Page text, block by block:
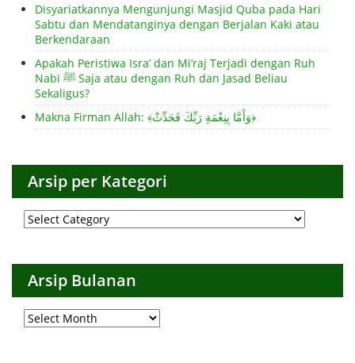
Disyariatkannya Mengunjungi Masjid Quba pada Hari
Sabtu dan Mendatanginya dengan Berjalan Kaki atau
Berkendaraan
Apakah Peristiwa Isra’ dan Mi’raj Terjadi dengan Ruh
Nabi ﷺ Saja atau dengan Ruh dan Jasad Beliau
Sekaligus?
Makna Firman Allah: ﴾وَأَمَّا بِنِعْمَةِ رَبِّكَ فَحَدِّثْ﴿
Arsip per Kategori
Arsip
per
Arsip Bulanan
Arsip
Bulanan